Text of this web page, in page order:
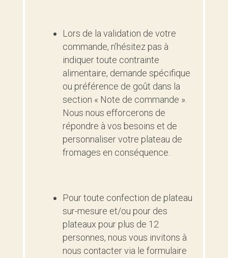
Lors de la validation de votre
commande, n’hésitez pas à
indiquer toute contrainte
alimentaire, demande spécifique
ou préférence de goût dans la
section « Note de commande ».
Nous nous efforcerons de
répondre à vos besoins et de
personnaliser votre plateau de
fromages en conséquence.
Pour toute confection de plateau
sur-mesure et/ou pour des
plateaux pour plus de 12
personnes, nous vous invitons à
nous contacter via le formulaire